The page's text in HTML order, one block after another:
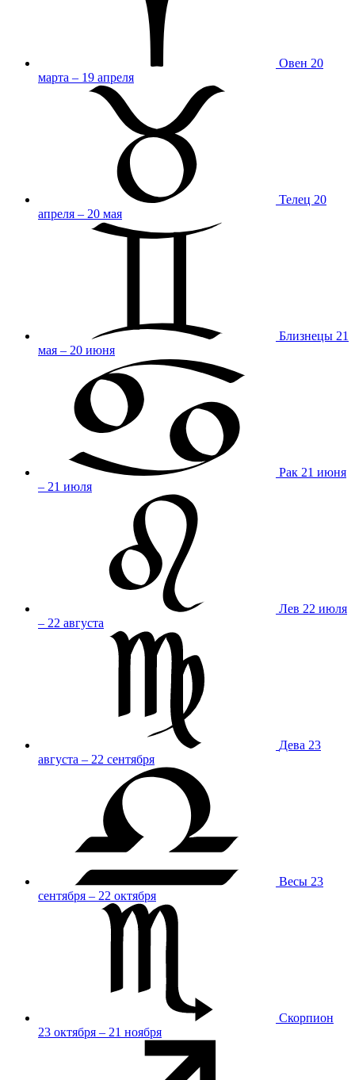
Овен 20
марта – 19 апреля
Телец 20
апреля – 20 мая
Близнецы 21
мая – 20 июня
Рак 21 июня
– 21 июля
Лев 22 июля
– 22 августа
Дева 23
августа – 22 сентября
Весы 23
сентября – 22 октября
Скорпион
23 октября – 21 ноября